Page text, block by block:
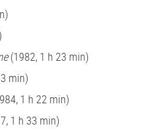
(1982, 1 h 23 min)
min)
1 h 22 min)
1 h 33 min)